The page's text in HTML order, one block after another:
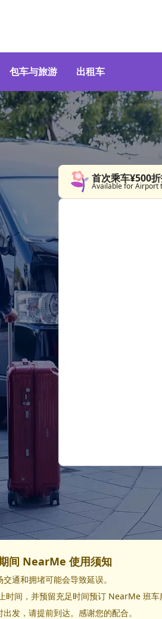
包车与旅游 出租车
首次乘车¥500
Available for Airport
间 NearMe 使用须知
通和拥堵可能会导致延误。
时间，并预留充足时间预订 NearMe 班车
发，请提前到达。感谢您的配合。